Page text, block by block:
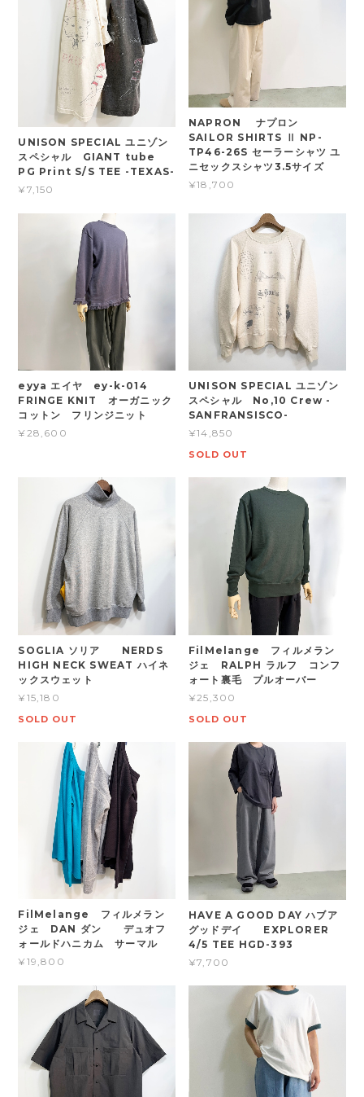
UNISON SPECIAL ユニゾン
スペシャル GIANT tube
PG Print S/S TEE -TEXAS-
¥7,150
NAPRON ナプロン
SAILOR SHIRTS Ⅱ NP-
TP46-26S セーラーシャツ ユ
ニセックスシャツ3.5サイズ
¥18,700
eyya エイヤ ey-k-014
FRINGE KNIT オーガニック
コットン フリンジニット
¥28,600
UNISON SPECIAL ユニゾン
スペシャル No,10 Crew -
SANFRANSISCO-
¥14,850
SOLD OUT
SOGLIA ソリア NERDS
HIGH NECK SWEAT ハイネ
ックスウェット
¥15,180
SOLD OUT
FilMelange フィルメラン
ジェ RALPH ラルフ コンフ
ォート裏毛 プルオーバー
¥25,300
SOLD OUT
FilMelange フィルメラン
ジェ DAN ダン デュオフ
ォールドハニカム サーマル
¥19,800
HAVE A GOOD DAY ハブア
グッドデイ EXPLORER
4/5 TEE HGD-393
¥7,700